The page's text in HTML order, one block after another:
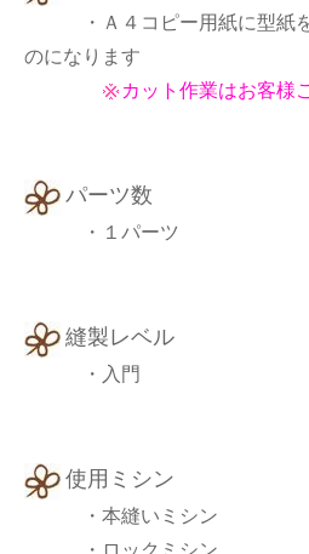
・Ａ４コピー用紙に型紙を
のになります
カット作業はお客様
パーツ数
・１パーツ
縫製レベル
・入門
使用ミシン
・本縫いミシン
・ロックミシン